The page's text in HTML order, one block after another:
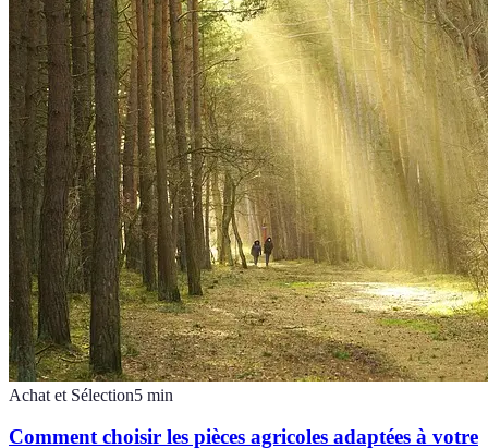
Achat et Sélection5 min
Comment choisir les pièces agricoles adaptées à votre